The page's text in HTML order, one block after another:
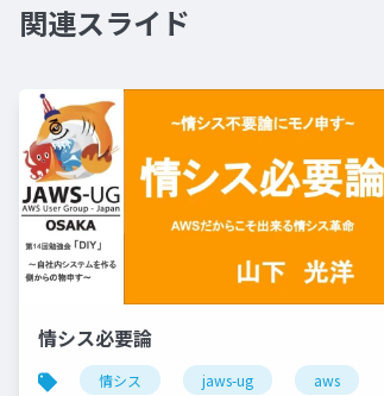
関連スライド
情シス必要論
情シス jaws-ug aws